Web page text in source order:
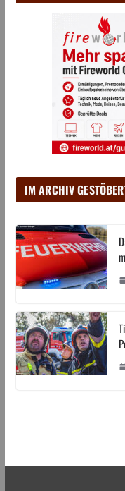
IM ARCHIV